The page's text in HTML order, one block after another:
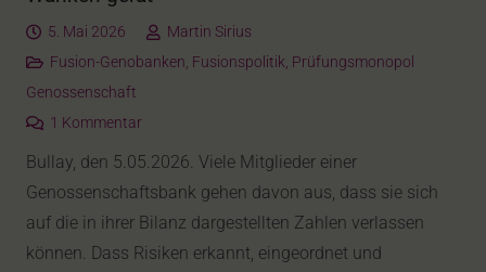
5. Mai 2026
Martin Sirius
Fusion-Genobanken, Fusionspolitik, Prüfungsmonopol
Genossenschaft
1 Kommentar
Bullay, den 5.05.2026. Viele Mitglieder einer
Genossenschaftsbank gehen davon aus, dass sie sich
auf die in ihrer Bilanz dargestellten Zahlen verlassen
können. Dass Risiken erkannt, eingeordnet und